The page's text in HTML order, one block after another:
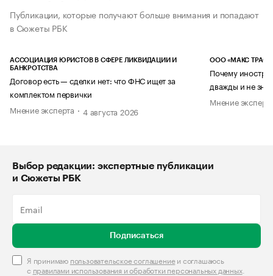
Публикации, которые получают больше внимания и попадают
в Сюжеты РБК
АССОЦИАЦИЯ ЮРИСТОВ В СФЕРЕ ЛИКВИДАЦИИ И
БАНКРОТСТВА
Договор есть — сделки нет: что ФНС ищет за
комплектом первички
Мнение эксперта
4 августа 2026
ООО «МАКС ТРАСТ»
Почему
дважды и не
Мнение
Выбор редакции: экспертные публикации
и Сюжеты РБК
Подписаться
Я принимаю пользовательское соглашениеи соглашаюсь
с правилами использования и обработки персональных данных.